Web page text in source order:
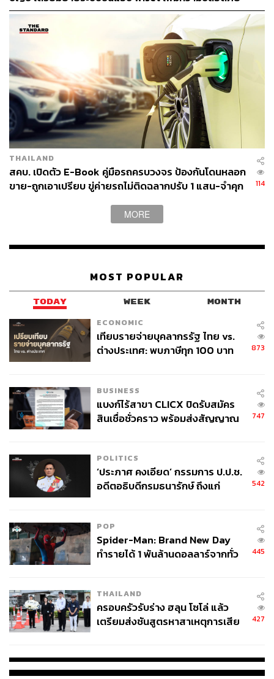
THAILAND
สคบ. เปิดตัว E-Book คู่มือรถครบวงจร ป้องกันโดนหลอก
ขาย-ถูกเอาเปรียบ ขู่ค่ายรถไม่ติดฉลากปรับ 1 แสน-จำคุก
114
MORE
MOST POPULAR
TODAY WEEK MONTH
ECONOMIC
เทียบรายจ่ายบุคลากรรัฐ ไทย vs.
ต่างประเทศ: พบภาษีทุก 100 บาท
873
BUSINESS
แบงก์ไร้สาขา CLICX ปิดรับสมัคร
สินเชื่อชั่วคราว พร้อมส่งสัญญาณ
747
POLITICS
‘ประภาศ คงเอียด’ กรรมการ ป.ป.ช.
อดีตอธิบดีกรมธนารักษ์ ถึงแก่
542
POP
Spider-Man: Brand New Day
ทำรายได้ 1 พันล้านดอลลาร์จากทั่ว
445
THAILAND
ครอบครัวรับร่าง ฮลุน โซโล่ แล้ว
เตรียมส่งชันสูตรหาสาเหตุการเสีย
427